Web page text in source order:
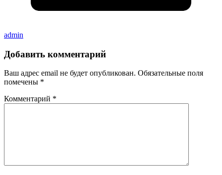
admin
Добавить комментарий
Ваш адрес email не будет опубликован. Обязательные поля
помечены *
Комментарий *